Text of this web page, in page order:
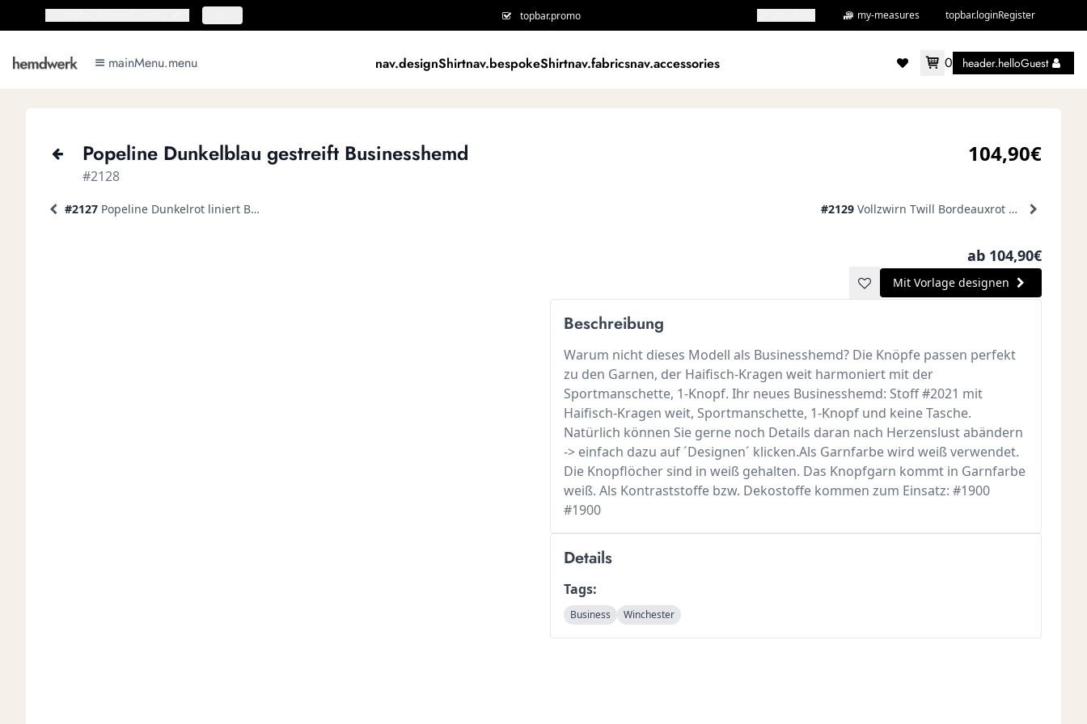
topbar.promo my-measures topbar.loginRegister
mainMenu.menu
mainMenu.menu nav.designShirtnav.bespokeShirtnav.fabricsnav.accessories accountMenu.wishlist
0 header.helloGuest
Popeline Dunkelblau gestreift Businesshemd
#2128
104,90€
#2127 Popeline Dunkelrot liniert Businesshemd #2129 Vollzwirn Twill Bordeauxrot Businesshemd weißer Kragen
ab 104,90€
Mit Vorlage designen
Beschreibung
Warum nicht dieses Modell als Businesshemd? Die Knöpfe passen perfekt
zu den Garnen, der Haifisch-Kragen weit harmoniert mit der
Sportmanschette, 1-Knopf. Ihr neues Businesshemd: Stoff #2021 mit
Haifisch-Kragen weit, Sportmanschette, 1-Knopf und keine Tasche.
Natürlich können Sie gerne noch Details daran nach Herzenslust abändern
-> einfach dazu auf ´Designen´ klicken.Als Garnfarbe wird weiß verwendet.
Die Knopflöcher sind in weiß gehalten. Das Knopfgarn kommt in Garnfarbe
weiß. Als Kontraststoffe bzw. Dekostoffe kommen zum Einsatz: #1900
#1900
Details
Tags:
Business Winchester